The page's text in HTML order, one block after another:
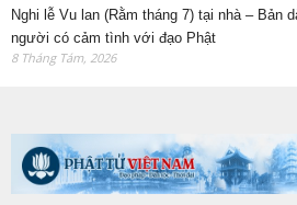
Nghi lễ Vu lan (Rằm tháng 7) tại nhà – Bản
người có cảm tình với đạo Phật
8 Tháng Tám, 2026